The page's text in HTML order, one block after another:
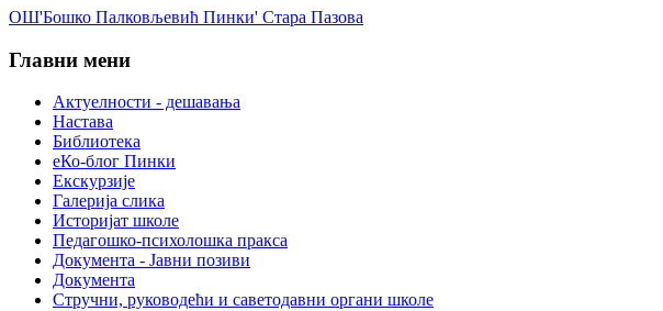
ОШ'Бошко Палковљевић Пинки' Стара Пазова
Главни мени
Актуелности - дешавања
Настава
Библиотека
еКо-блог Пинки
Екскурзије
Галерија слика
Историјат школе
Педагошко-психолошка пракса
Документа - Јавни позиви
Документа
Стручни, руководећи и саветодавни органи школе